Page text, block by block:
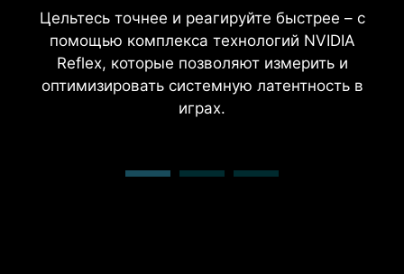
Цельтесь точнее и реагируйте быстрее – с
помощью комплекса технологий NVIDIA
Reflex, которые позволяют измерить и
оптимизировать системную латентность в
играх.
прекрасно работает в качестве платформы
для виртуальной реальности.
адресного регистра, описанная в стандарте
PCI Express, дает центральному процессору
полный доступ к видеопамяти, что
способствует повышению частоты кадров
во многих играх.